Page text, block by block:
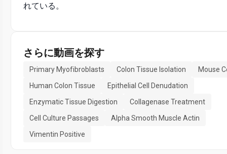
れている。
さらに動画を探す
Primary Myofibroblasts Colon Tissue Isolation
Mouse
Human Colon Tissue
Epithelial Cell Denudation
Enzymatic Tissue Digestion
Collagenase Treatment
Cell Culture Passages
Alpha Smooth Muscle Actin
Vimentin Positive